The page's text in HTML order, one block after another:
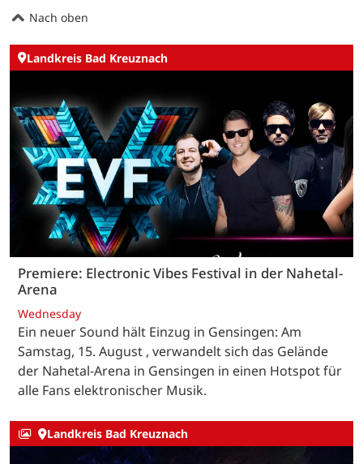
Nach oben
Landkreis Bad Kreuznach
Premiere: Electronic Vibes Festival in der Nahetal-
Arena
Wednesday
Ein neuer Sound hält Einzug in Gensingen: Am
Samstag, 15. August , verwandelt sich das Gelände
der Nahetal-Arena in Gensingen in einen Hotspot für
alle Fans elektronischer Musik.
Landkreis Bad Kreuznach